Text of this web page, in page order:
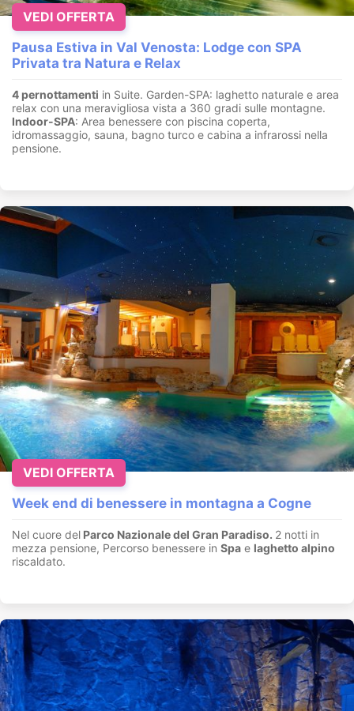
Pausa Estiva in Val Venosta: Lodge con SPA
Privata tra Natura e Relax
4 pernottamenti in Suite. Garden-SPA: laghetto naturale e area
relax con una meravigliosa vista a 360 gradi sulle montagne.
Indoor-SPA: Area benessere con piscina coperta,
idromassaggio, sauna, bagno turco e cabina a infrarossi nella
pensione.
VEDI OFFERTA
Week end di benessere in montagna a Cogne
Nel cuore del Parco Nazionale del Gran Paradiso. 2 notti in
mezza pensione, Percorso benessere in Spa e laghetto alpino
riscaldato.
VEDI OFFERTA